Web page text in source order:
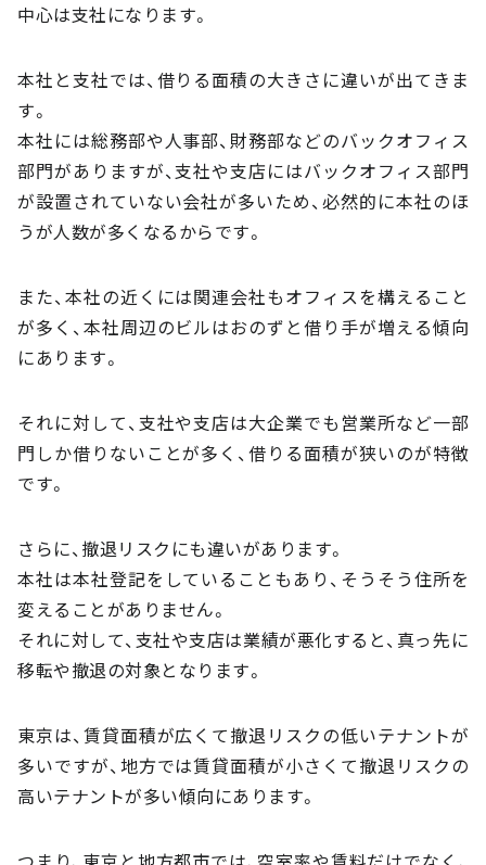
中心は支社になります。
本社と支社では、借りる面積の大きさに違いが出てきま
す。
本社には総務部や人事部、財務部などのバックオフィス
部門がありますが、支社や支店にはバックオフィス部門
が設置されていない会社が多いため、必然的に本社のほ
うが人数が多くなるからです。
また、本社の近くには関連会社もオフィスを構えること
が多く、本社周辺のビルはおのずと借り手が増える傾向
にあります。
それに対して、支社や支店は大企業でも営業所など一部
門しか借りないことが多く、借りる面積が狭いのが特徴
です。
さらに、撤退リスクにも違いがあります。
本社は本社登記をしていることもあり、そうそう住所を
変えることがありません。
それに対して、支社や支店は業績が悪化すると、真っ先に
移転や撤退の対象となります。
東京は、賃貸面積が広くて撤退リスクの低いテナントが
多いですが、地方では賃貸面積が小さくて撤退リスクの
高いテナントが多い傾向にあります。